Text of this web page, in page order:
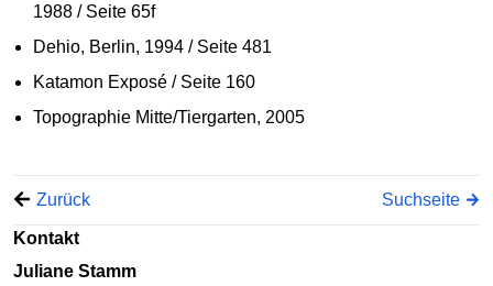
1988 / Seite 65f
Dehio, Berlin, 1994 / Seite 481
Katamon Exposé / Seite 160
Topographie Mitte/Tiergarten, 2005
Zurück Suchseite
Kontakt
Juliane Stamm